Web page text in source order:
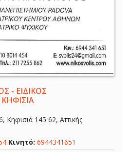
- ΕΙΔΙΚΟΣ
Κηφισιά 145 62, Αττικής
Κινητό: 6944341651